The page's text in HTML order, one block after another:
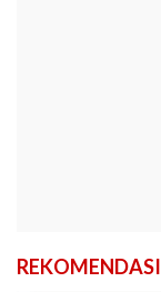
REKOMENDASI